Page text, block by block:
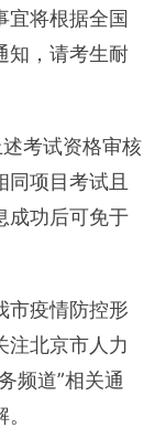
宜将根据全国
知，请考生耐
考试资格审核
同项目考试且
成功后可免于
市疫情防控形
注北京市人力
频道”相关通